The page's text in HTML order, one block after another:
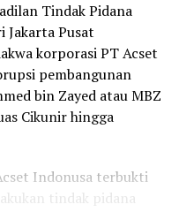
Tindak Pidana
Jakarta Pusat
korporasi PT Acset
pembangunan
bin Zayed atau MBZ
Cikunir hingga
Indonusa terbukti
tindak pidana